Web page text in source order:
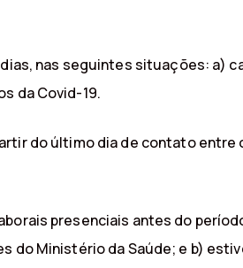
nas seguintes situações: a)
da Covid-19.
do último dia de contato
presenciais antes do
do Ministério da Saúde; e b)